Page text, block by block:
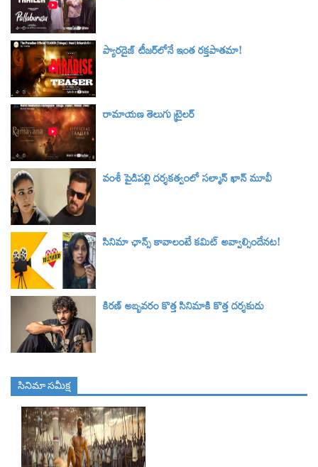
ప్యారడైజ్ టీజర్‌లోనే ఇంత రక్తపాతమా!
రామాయణ తెలుగు ట్రైలర్‌
వంశీ పైడిపల్లి దర్శకత్వంలో సల్మాన్ ఖాన్ మూవీ
సినిమా ఛాన్స్ కావాలంటే కమిట్ అవ్వాల్సిందేనట!
కిరణ్ అబ్బవరం కొత్త సినిమాకి కొత్త దర్శకుడు
సినిమా స‌మీక్ష